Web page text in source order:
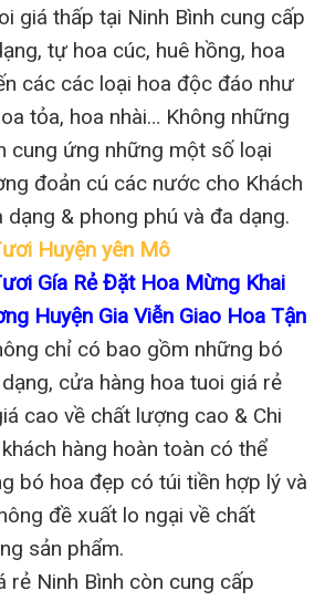
giá thấp tại Ninh Bình cung cấp
tự hoa cúc, huê hồng, hoa
các các loại hoa độc đáo như
tỏa, hoa nhài… Không những
cung ứng những một số loại
đoản cú các nước cho Khách
dạng & phong phú và đa dạng.
Huyện yên Mô
Gía Rẻ Đặt Hoa Mừng Khai
Huyện Gia Viễn Giao Hoa Tận
chỉ có bao gồm những bó
cửa hàng hoa tuoi giá rẻ
cao về chất lượng cao & Chi
hàng hoàn toàn có thể
bó hoa đẹp có túi tiền hợp lý và
đề xuất lo ngại về chất
sản phẩm.
rẻ Ninh Bình còn cung cấp